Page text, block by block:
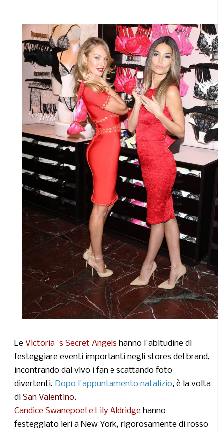
LeVictoria 's Secret Angels hanno l'abitudine di
festeggiare eventi importanti negli stores del brand,
incontrando dal vivo i fan e scattando foto
divertenti. Dopo l'appuntamento natalizio, è la volta
diSan Valentino.
Candice Swanepoel e Lily Aldridge hanno
festeggiato ieri a New York, rigorosamente di rosso